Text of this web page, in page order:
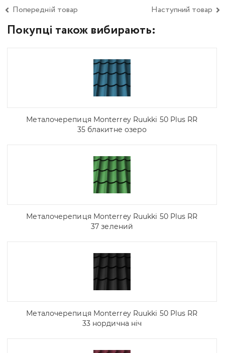
Попередній товар Наступний товар
Покупці також вибирають:
Металочерепиця Моntеrrey Ruukki 50 Plus RR
35 блакитне озеро
Металочерепиця Моntеrrey Ruukki 50 Plus RR
37 зелений
Металочерепиця Моntеrrey Ruukki 50 Plus RR
33 нордична ніч